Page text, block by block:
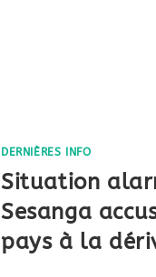
DERNIÈRES INFO
Situation
Sesanga
pays à la